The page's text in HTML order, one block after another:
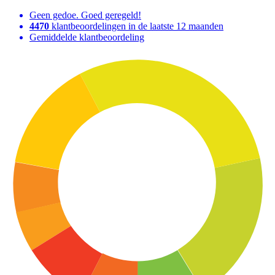
Geen gedoe. Goed geregeld!
4470 klantbeoordelingen in de laatste 12 maanden
Gemiddelde klantbeoordeling